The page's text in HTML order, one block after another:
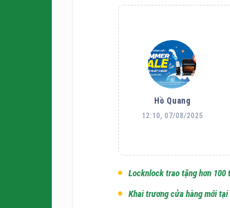
Hồ Quang
12:10, 07/08/2025
Locknlock trao tặng hơn 100
Khai trương cửa hàng mới